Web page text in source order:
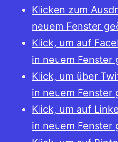
Klicken zum
neuem Fenster
Klick, um auf
in neuem Fenster
Klick, um über
in neuem Fenster
Klick, um auf
in neuem Fenster